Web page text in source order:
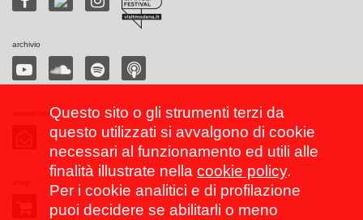
archivio
Questo sito o gli strumenti terzi da
questo utilizzati si avvalgono di cookie
necessari al funzionamento ed utili alle
finalità illustrate nella cookie policy.
Per i cookie analitici e di profilazione
puoi decidere se abilitarli o meno